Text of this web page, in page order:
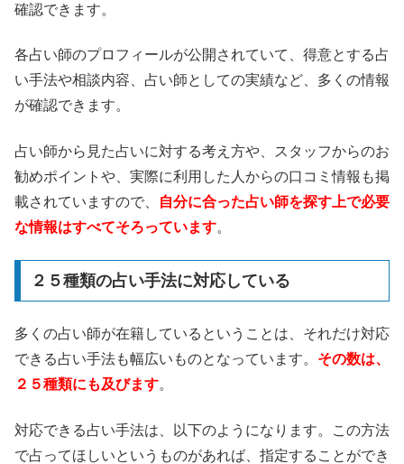
確認できます。
各占い師のプロフィールが公開されていて、得意とする占
い手法や相談内容、占い師としての実績など、多くの情報
が確認できます。
占い師から見た占いに対する考え方や、スタッフからのお
勧めポイントや、実際に利用した人からの口コミ情報も掲
載されていますので、
自分に合った占い師を探す上で必要
な情報はすべてそろっています。
２５種類の占い手法に対応している
多くの占い師が在籍しているということは、それだけ対応
できる占い手法も幅広いものとなっています。 その数は、
２５種類にも及びます。
対応できる占い手法は、以下のようになります。この方法
で占ってほしいというものがあれば、指定することができ